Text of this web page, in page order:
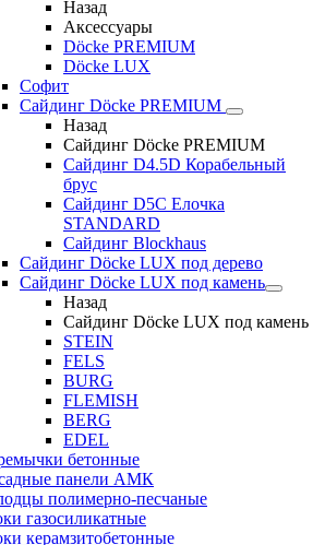
Назад
Аксессуары
Döcke PREMIUM
Döcke LUX
Софит
Сайдинг Döcke PREMIUM
Назад
Сайдинг Döcke PREMIUM
Сайдинг D4.5D Корабельный
брус
Сайдинг D5С Елочка
STANDARD
Сайдинг Blockhaus
Сайдинг Döcke LUX под дерево
Сайдинг Döcke LUX под камень
Назад
Сайдинг Döcke LUX под камень
STEIN
FELS
BURG
FLEMISH
BERG
EDEL
бетонные
панели АМК
полимерно-песчаные
газосиликатные
керамзитобетонные